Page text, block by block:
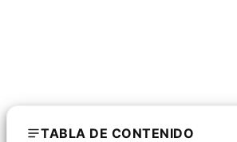
TABLA DE CONTENIDO